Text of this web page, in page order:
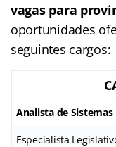
vagas para
oportunidades
seguintes cargos:
Analista de Sistemas
Especialista